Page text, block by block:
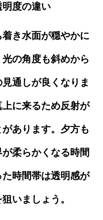
明度の違い
き水面が穏やかに
の角度も斜めから
通しが良くなりま
に来るため反射が
あります。夕方も
柔らかくなる時間
時間帯は透明感が
いましょう。